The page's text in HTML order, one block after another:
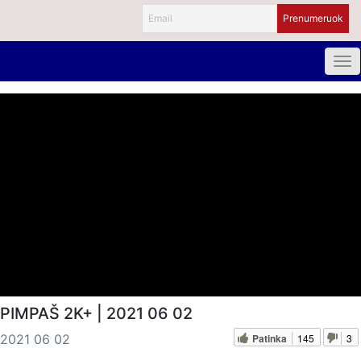
PIMPAŠ 2K+ | 2021 06 02
2021 06 02 Patinka 145 3